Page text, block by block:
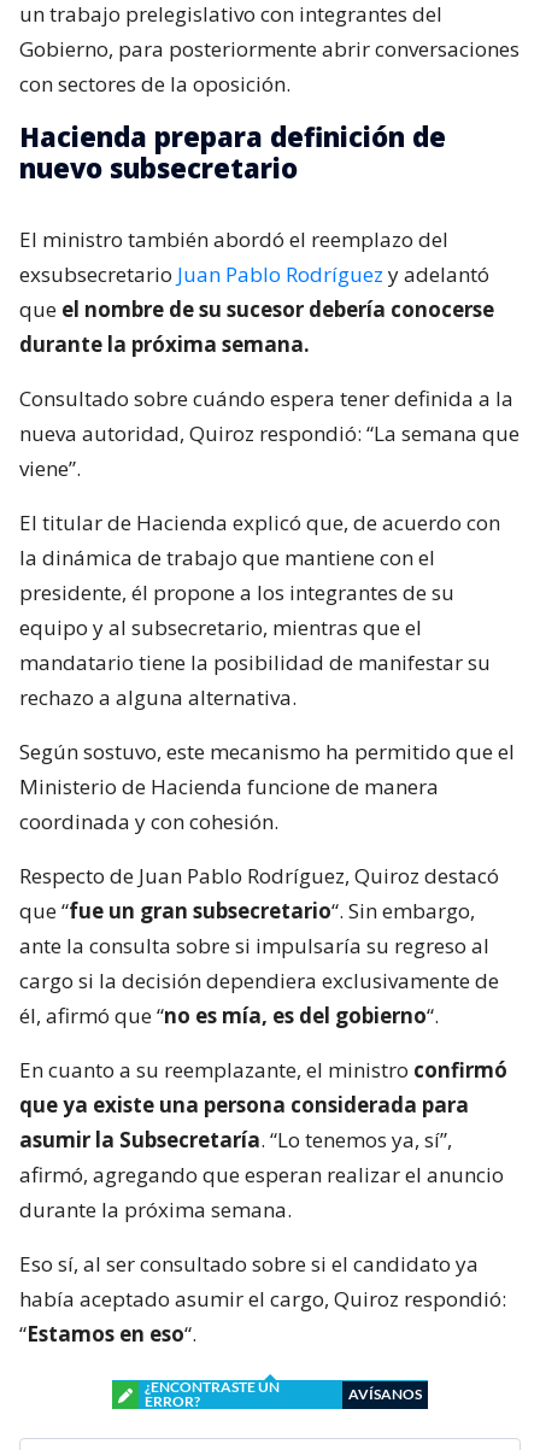
un trabajo prelegislativo con integrantes del
Gobierno, para posteriormente abrir conversaciones
con sectores de la oposición.
Hacienda prepara definición de
nuevo subsecretario
El ministro también abordó el reemplazo del
exsubsecretario Juan Pablo Rodríguez y adelantó
que el nombre de su sucesor debería conocerse
durante la próxima semana.
Consultado sobre cuándo espera tener definida a la
nueva autoridad, Quiroz respondió: “La semana que
viene”.
El titular de Hacienda explicó que, de acuerdo con
la dinámica de trabajo que mantiene con el
presidente, él propone a los integrantes de su
equipo y al subsecretario, mientras que el
mandatario tiene la posibilidad de manifestar su
rechazo a alguna alternativa.
Según sostuvo, este mecanismo ha permitido que el
Ministerio de Hacienda funcione de manera
coordinada y con cohesión.
Respecto de Juan Pablo Rodríguez, Quiroz destacó
que “fue un gran subsecretario“. Sin embargo,
ante la consulta sobre si impulsaría su regreso al
cargo si la decisión dependiera exclusivamente de
él, afirmó que “no es mía, es del gobierno“.
En cuanto a su reemplazante, el ministro confirmó
que ya existe una persona considerada para
asumir la Subsecretaría. “Lo tenemos ya, sí”,
afirmó, agregando que esperan realizar el anuncio
durante la próxima semana.
Eso sí, al ser consultado sobre si el candidato ya
había aceptado asumir el cargo, Quiroz respondió:
“Estamos en eso“.
¿ENCONTRASTE UN
ERROR?
AVÍSANOS